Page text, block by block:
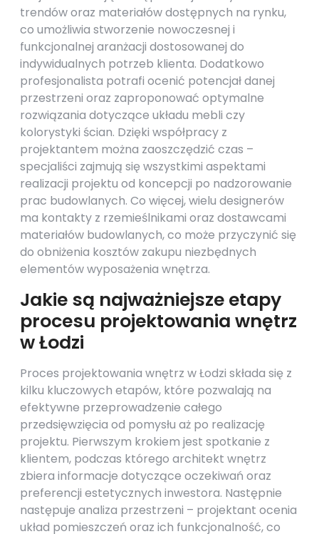
trendów oraz materiałów dostępnych na rynku,
co umożliwia stworzenie nowoczesnej i
funkcjonalnej aranżacji dostosowanej do
indywidualnych potrzeb klienta. Dodatkowo
profesjonalista potrafi ocenić potencjał danej
przestrzeni oraz zaproponować optymalne
rozwiązania dotyczące układu mebli czy
kolorystyki ścian. Dzięki współpracy z
projektantem można zaoszczędzić czas –
specjaliści zajmują się wszystkimi aspektami
realizacji projektu od koncepcji po nadzorowanie
prac budowlanych. Co więcej, wielu designerów
ma kontakty z rzemieślnikami oraz dostawcami
materiałów budowlanych, co może przyczynić się
do obniżenia kosztów zakupu niezbędnych
elementów wyposażenia wnętrza.
Jakie są najważniejsze etapy
procesu projektowania wnętrz
w Łodzi
Proces projektowania wnętrz w Łodzi składa się z
kilku kluczowych etapów, które pozwalają na
efektywne przeprowadzenie całego
przedsięwzięcia od pomysłu aż po realizację
projektu. Pierwszym krokiem jest spotkanie z
klientem, podczas którego architekt wnętrz
zbiera informacje dotyczące oczekiwań oraz
preferencji estetycznych inwestora. Następnie
następuje analiza przestrzeni – projektant ocenia
układ pomieszczeń oraz ich funkcjonalność, co